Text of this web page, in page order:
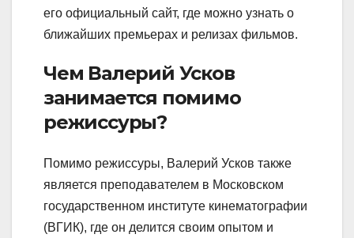
его официальный сайт, где можно узнать о
ближайших премьерах и релизах фильмов.
Чем Валерий Усков
занимается помимо
режиссуры?
Помимо режиссуры, Валерий Усков также
является преподавателем в Московском
государственном институте кинематографии
(ВГИК), где он делится своим опытом и